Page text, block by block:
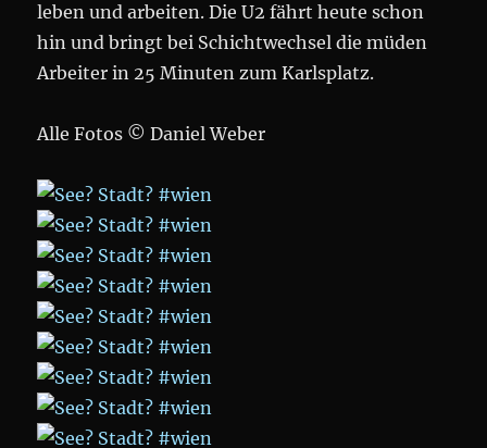
leben und arbeiten. Die U2 fährt heute schon
hin und bringt bei Schichtwechsel die müden
Arbeiter in 25 Minuten zum Karlsplatz.
Alle Fotos © Daniel Weber